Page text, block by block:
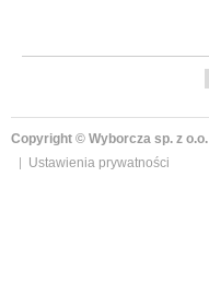
Copyright © Wyborcza sp. z o.o.
Ustawienia prywatności